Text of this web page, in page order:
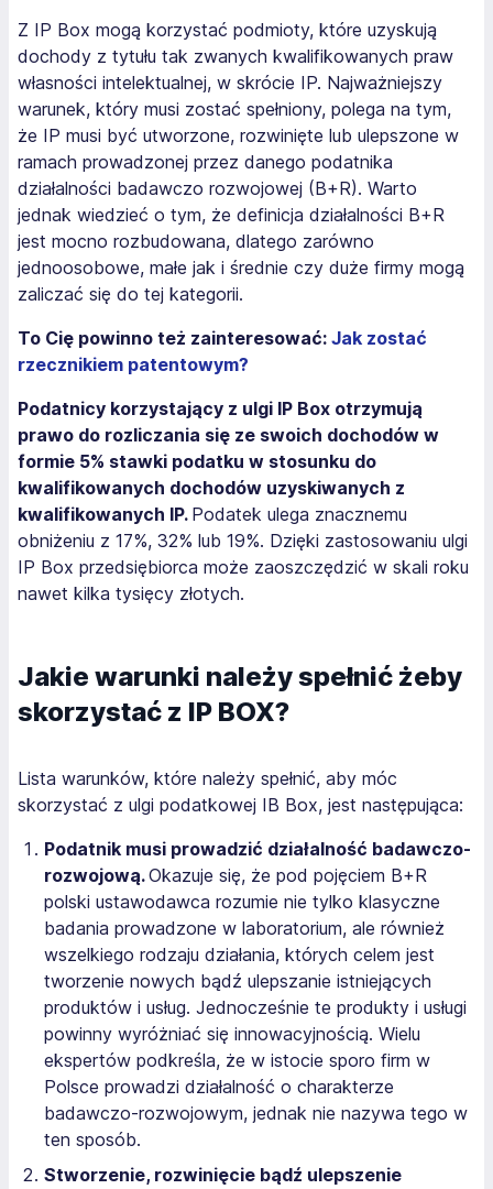
Z IP Box mogą korzystać podmioty, które uzyskują
dochody z tytułu tak zwanych kwalifikowanych praw
własności intelektualnej, w skrócie IP. Najważniejszy
warunek, który musi zostać spełniony, polega na tym,
że IP musi być utworzone, rozwinięte lub ulepszone w
ramach prowadzonej przez danego podatnika
działalności badawczo rozwojowej (B+R). Warto
jednak wiedzieć o tym, że definicja działalności B+R
jest mocno rozbudowana, dlatego zarówno
jednoosobowe, małe jak i średnie czy duże firmy mogą
zaliczać się do tej kategorii.
To Cię powinno też zainteresować: Jak zostać
rzecznikiem patentowym?
Podatnicy korzystający z ulgi IP Box otrzymują
prawo do rozliczania się ze swoich dochodów w
formie 5% stawki podatku w stosunku do
kwalifikowanych dochodów uzyskiwanych z
kwalifikowanych IP. Podatek ulega znacznemu
obniżeniu z 17%, 32% lub 19%. Dzięki zastosowaniu ulgi
IP Box przedsiębiorca może zaoszczędzić w skali roku
nawet kilka tysięcy złotych.
Jakie warunki należy spełnić żeby
skorzystać z IP BOX?
Lista warunków, które należy spełnić, aby móc
skorzystać z ulgi podatkowej IB Box, jest następująca:
Podatnik musi prowadzić działalność badawczo-
rozwojową.Okazuje się, że pod pojęciem B+R
polski ustawodawca rozumie nie tylko klasyczne
badania prowadzone w laboratorium, ale również
wszelkiego rodzaju działania, których celem jest
tworzenie nowych bądź ulepszanie istniejących
produktów i usług. Jednocześnie te produkty i usługi
powinny wyróżniać się innowacyjnością. Wielu
ekspertów podkreśla, że w istocie sporo firm w
Polsce prowadzi działalność o charakterze
badawczo-rozwojowym, jednak nie nazywa tego w
ten sposób.
Stworzenie, rozwinięcie bądź ulepszenie